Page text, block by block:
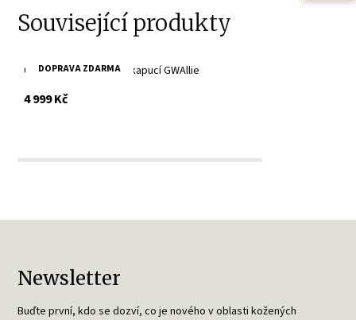
Související produkty
DOPRAVA ZDARMA
Černá kožená bunda s kapucí GWAllie
4 999 Kčs DPH
Newsletter
Buďte první, kdo se dozví, co je nového v oblasti kožených